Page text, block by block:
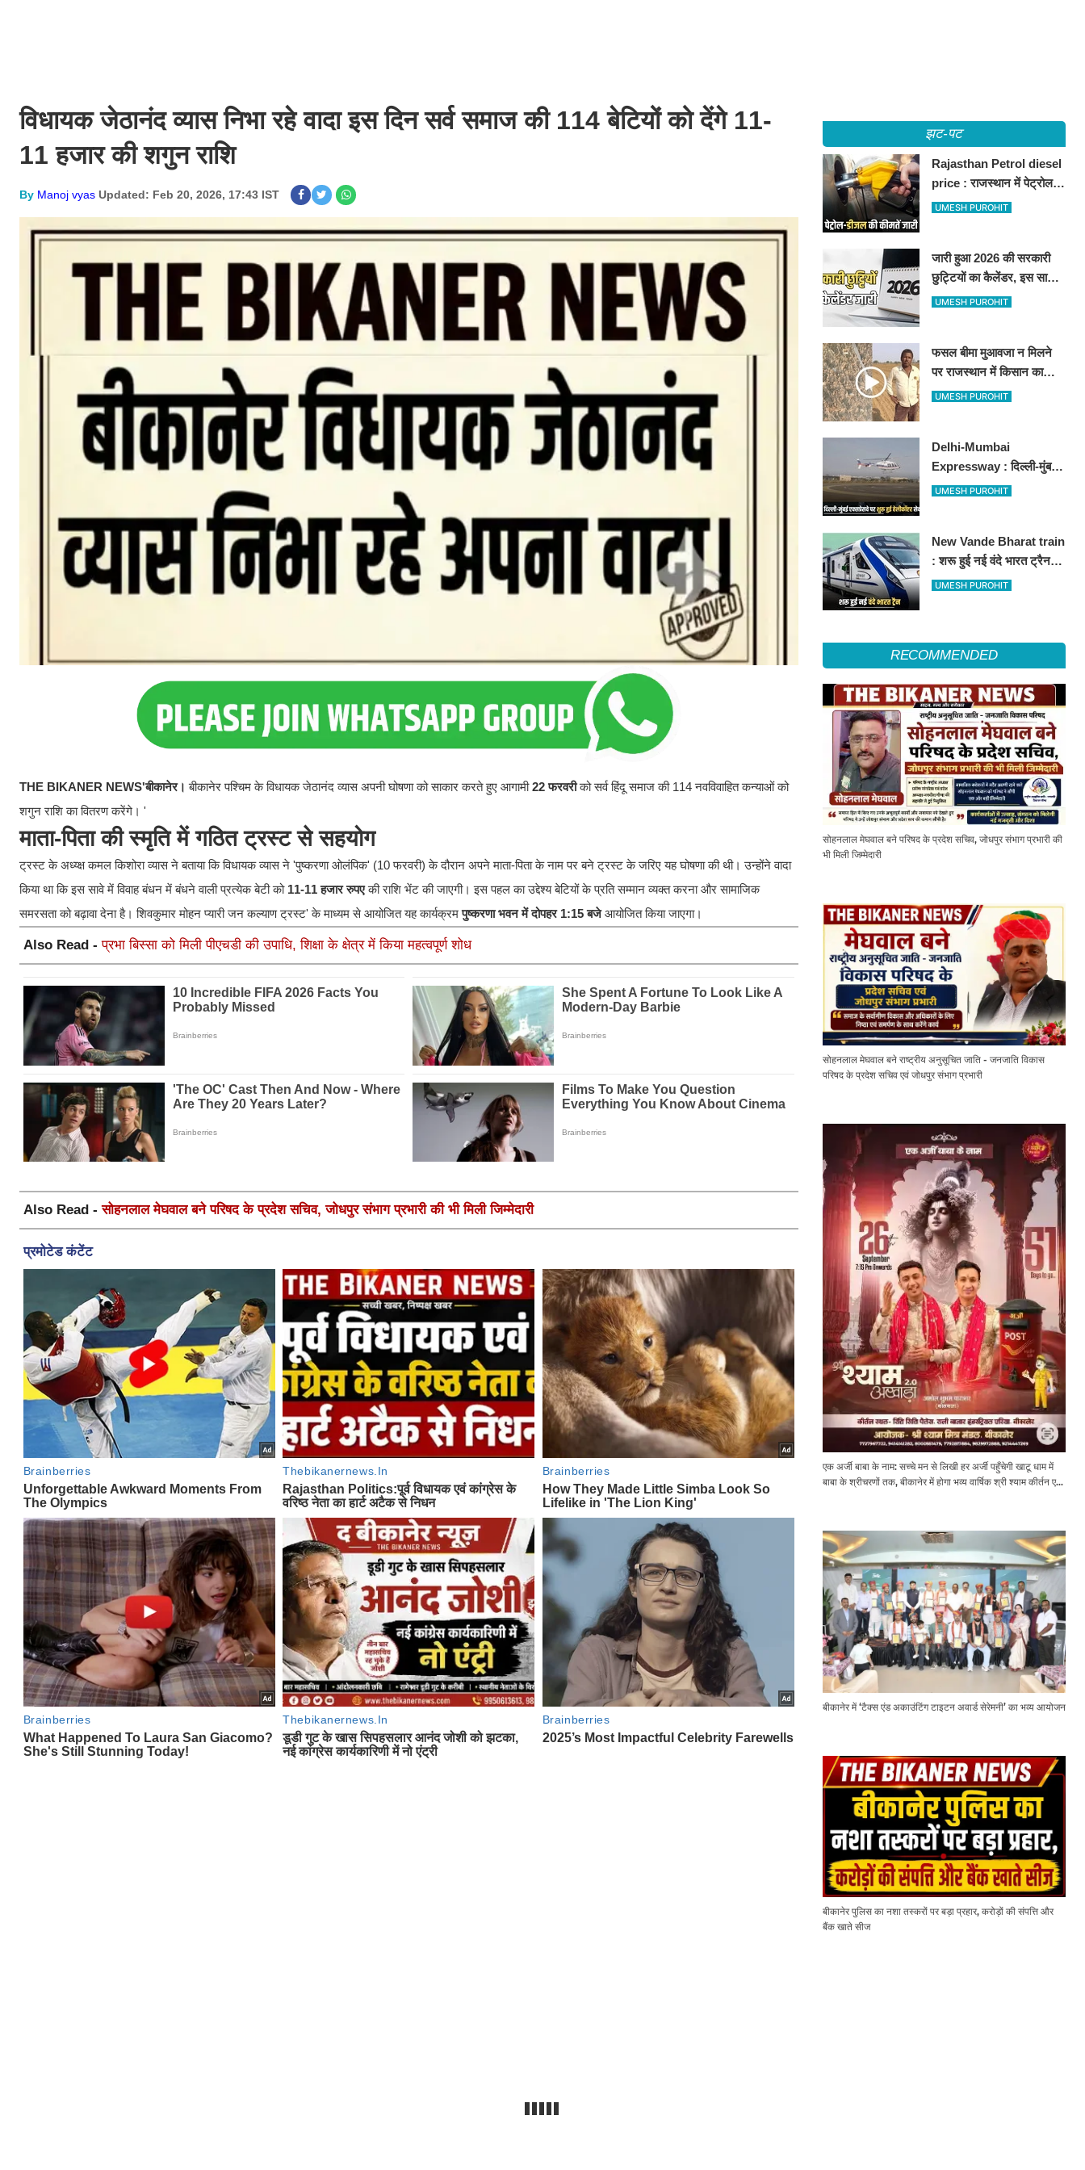
विधायक जेठानंद व्यास निभा रहे वादा इस दिन सर्व समाज की 114 बेटियों को देंगे 11-
11 हजार की शगुन राशि
By Manoj vyas Updated: Feb 20, 2026, 17:43 IST
THE BIKANER NEWS'बीकानेर। बीकानेर पश्चिम के विधायक जेठानंद व्यास अपनी घोषणा को साकार करते हुए आगामी22 फरवरीको सर्व हिंदू समाज की 114 नवविवाहित कन्याओं को
शगुन राशि का वितरण करेंगे। '
माता-पिता की स्मृति में गठित ट्रस्ट से सहयोग
​ट्रस्ट के अध्य्क्ष कमल किशोरा व्यास ने बताया कि विधायक व्यास ने 'पुष्करणा ओलंपिक' (10 फरवरी) के दौरान अपने माता-पिता के नाम पर बने ट्रस्ट के जरिए यह घोषणा की थी। उन्होंने वादा
किया था कि इस सावे में विवाह बंधन में बंधने वाली प्रत्येक बेटी को 11-11 हजार रुपएकी राशि भेंट की जाएगी। इस पहल का उद्देश्य बेटियों के प्रति सम्मान व्यक्त करना और सामाजिक
समरसता को बढ़ावा देना है। शिवकुमार मोहन प्यारी जन कल्याण ट्रस्ट' के माध्यम से आयोजित यह कार्यक्रमपुष्करणा भवन में दोपहर 1:15 बजेआयोजित किया जाएगा।
Also Read -प्रभा बिस्सा को मिली पीएचडी की उपाधि, शिक्षा के क्षेत्र में किया महत्वपूर्ण शोध
Also Read -सोहनलाल मेघवाल बने परिषद के प्रदेश सचिव, जोधपुर संभाग प्रभारी की भी मिली जिम्मेदारी
झट-पट
Rajasthan Petrol diesel
price : राजस्थान में पेट्रोल-
डीजल की कीमतें जारी, जानिए
UMESH PUROHIT
जारी हुआ 2026 की सरकारी
छुट्टियों का कैलेंडर, इस साल
कई बार मिलेगा लगातार
UMESH PUROHIT
फसल बीमा मुआवजा न मिलने
पर राजस्थान में किसान का
अनोखा विरोध, खेतों में बो दिए
UMESH PUROHIT
Delhi-Mumbai
Expressway : दिल्ली-मुंबई
एक्सप्रेसवे पर अब मिलेगी ये
UMESH PUROHIT
New Vande Bharat train
: शरू हुई नई वंदे भारत ट्रैन,
तीन राज्यों के लाखों लोगों का
UMESH PUROHIT
RECOMMENDED
सोहनलाल मेघवाल बने परिषद के प्रदेश सचिव, जोधपुर संभाग प्रभारी की
भी मिली जिम्मेदारी
सोहनलाल मेघवाल बने राष्ट्रीय अनुसूचित जाति - जनजाति विकास
परिषद के प्रदेश सचिव एवं जोधपुर संभाग प्रभारी
एक अर्जी बाबा के नाम: सच्चे मन से लिखी हर अर्जी पहुँचेगी खाटू धाम में
बाबा के श्रीचरणों तक, बीकानेर में होगा भव्य वार्षिक श्री श्याम कीर्तन एवं
बीकानेर में ‘टैक्स एंड अकाउंटिंग टाइटन अवार्ड सेरेमनी’ का भव्य आयोजन
बीकानेर पुलिस का नशा तस्करों पर बड़ा प्रहार, करोड़ों की संपत्ति और
बैंक खाते सीज